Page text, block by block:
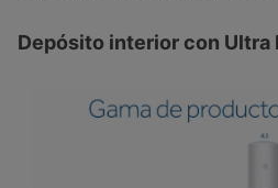
Depósito interior con